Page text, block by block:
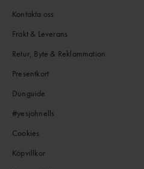
Kontakta oss
Frakt & Leverans
Retur, Byte & Reklammation
Presentkort
Dunguide
#yesjohnells
Cookies
Köpvillkor